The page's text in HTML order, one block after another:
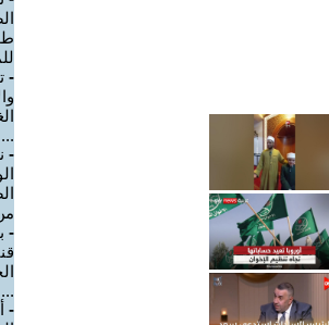
-
...
-
-
...
-